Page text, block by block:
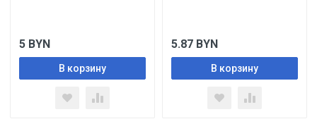
5 BYN
В корзину
5.87 BYN
В корзину